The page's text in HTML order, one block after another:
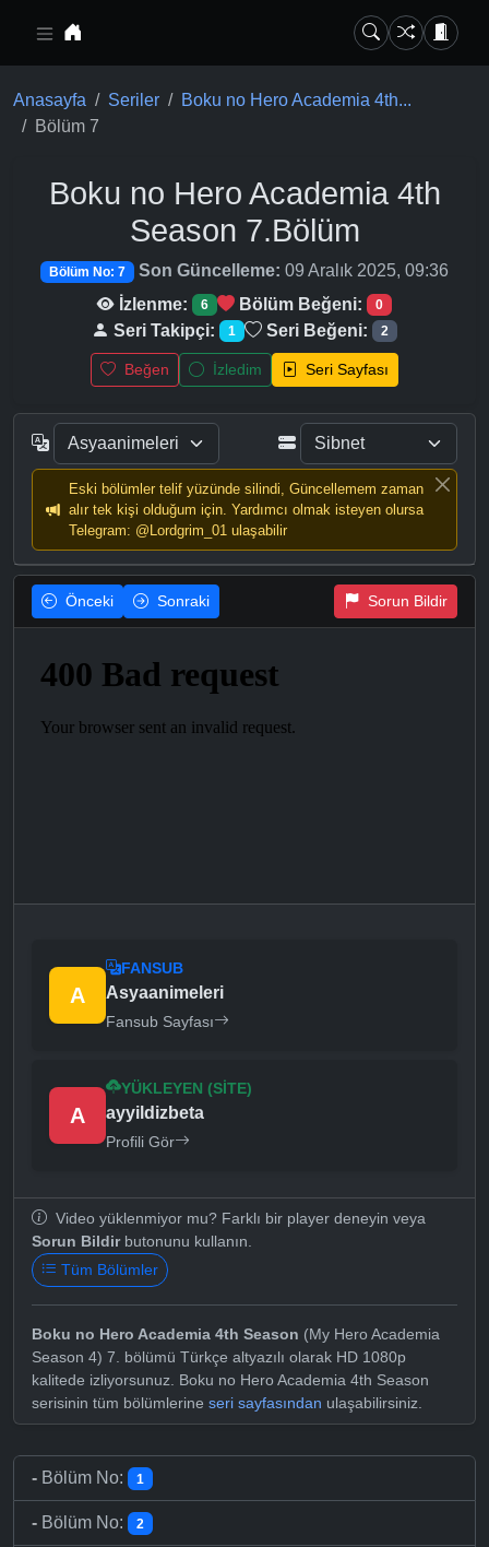
Anasayfa Seriler
Boku no Hero Academia 4th...
Bölüm 7
Boku no Hero Academia 4th
Season 7.Bölüm
Bölüm No: 7 Son Güncelleme: 09 Aralık 2025, 09:36
İzlenme:
6 Bölüm Beğeni: 0
Seri Takipçi: 1 Seri Beğeni: 2
Beğen İzledim Seri Sayfası
Eski bölümler telif yüzünde silindi, Güncellemem zaman
alır tek kişi olduğum için. Yardımcı olmak isteyen olursa
Telegram: @Lordgrim_01 ulaşabilir
Önceki Sonraki Sorun Bildir
A
FANSUB
Asyaanimeleri
Fansub Sayfası
A
YÜKLEYEN (SITE)
ayyildizbeta
Profili Gör
Video yüklenmiyor mu? Farklı bir player deneyin veya
Sorun Bildirbutonunu kullanın.
Tüm Bölümler
Boku no Hero Academia 4th Season (My Hero Academia
Season 4) 7. bölümü Türkçe altyazılı olarak HD 1080p
kalitede izliyorsunuz. Boku no Hero Academia 4th Season
serisinin tüm bölümlerine seri sayfasından ulaşabilirsiniz.
- Bölüm No: 1
- Bölüm No: 2